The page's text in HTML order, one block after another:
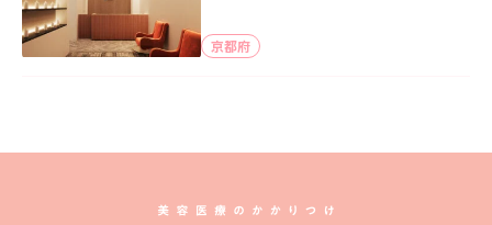
京都府